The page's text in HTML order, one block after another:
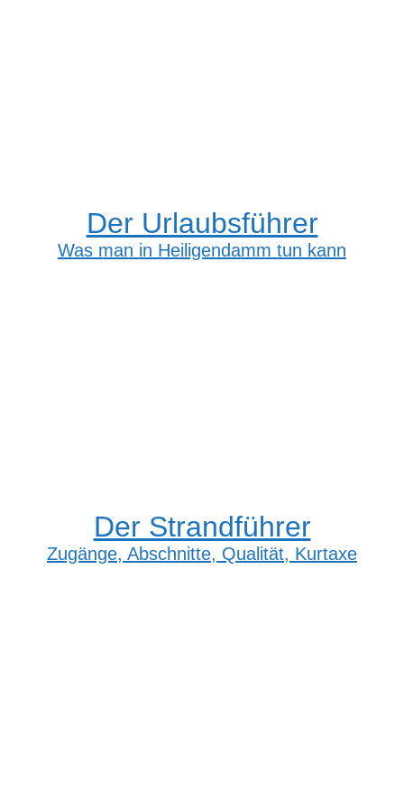
Der Urlaubsführer
Was man in Heiligendamm tun kann
Der Strandführer
Zugänge, Abschnitte, Qualität, Kurtaxe